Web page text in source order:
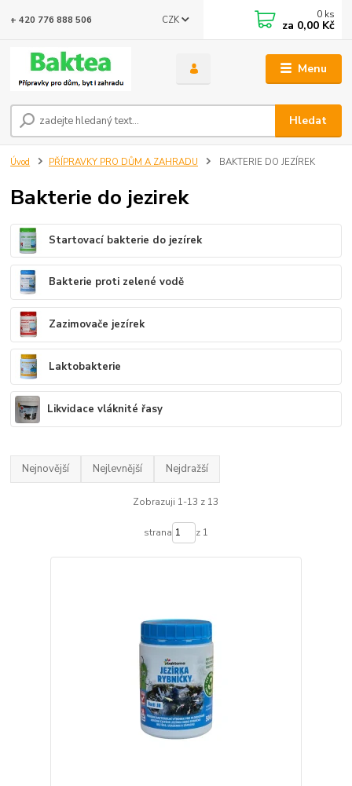
Menu
CZK
Hledat
+ 420 776 888 506 0 ks
za 0,00 Kč
Úvod PŘÍPRAVKY PRO DŮM A ZAHRADU BAKTERIE DO JEZÍREK
Bakterie do jezirek
Startovací bakterie do jezírek
Bakterie proti zelené vodě
Zazimovače jezírek
Laktobakterie
Likvidace vláknité řasy
Nejnovější Nejlevnější Nejdražší
Zobrazuji 1-13 z 13
strana z 1